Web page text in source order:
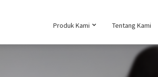
Produk Kami Tentang Kami